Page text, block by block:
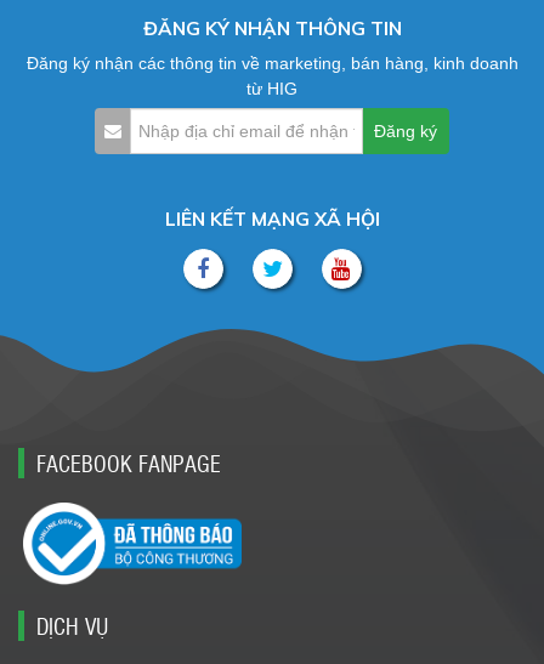
ĐĂNG KÝ NHẬN THÔNG TIN
Đăng ký nhận các thông tin về marketing, bán hàng, kinh doanh
từ HIG
LIÊN KẾT MẠNG XÃ HỘI
FACEBOOK FANPAGE
DỊCH VỤ